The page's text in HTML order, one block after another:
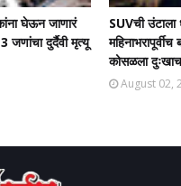
घेऊन जाणारं
दुर्दैवी मृत्यू
SUVची
कोसळला
August 02,